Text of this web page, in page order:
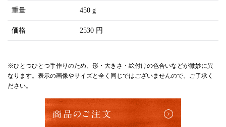
重量 450 g
価格 2530 円
※ひとつひとつ手作りのため、形・大きさ・絵付けの色合いなどが微妙に異
なります。表示の画像やサイズと全く同じではございませんので、ご了承く
ださい。
商品のご注文